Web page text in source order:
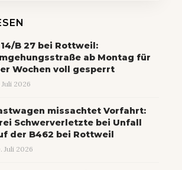
14/B 27 bei Rottweil:
ab Montag für
Wochen voll gesperrt
Juli 2026
missachtet Vorfahrt:
Schwerverletzte bei Unfall
der B462 bei Rottweil
Juli 2026